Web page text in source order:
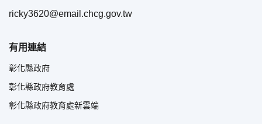
ricky3620@email.chcg.gov.tw
有用連結
彰化縣政府
彰化縣政府教育處
彰化縣政府教育處新雲端